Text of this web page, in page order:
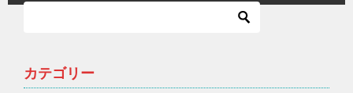
カテゴリー